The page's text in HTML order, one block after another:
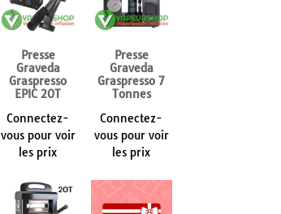
Presse
Graveda
Graspresso
EPIC 20T
Connectez-
vous pour voir
les prix
Presse
Graveda
Graspresso 7
Tonnes
Connectez-
vous pour voir
les prix